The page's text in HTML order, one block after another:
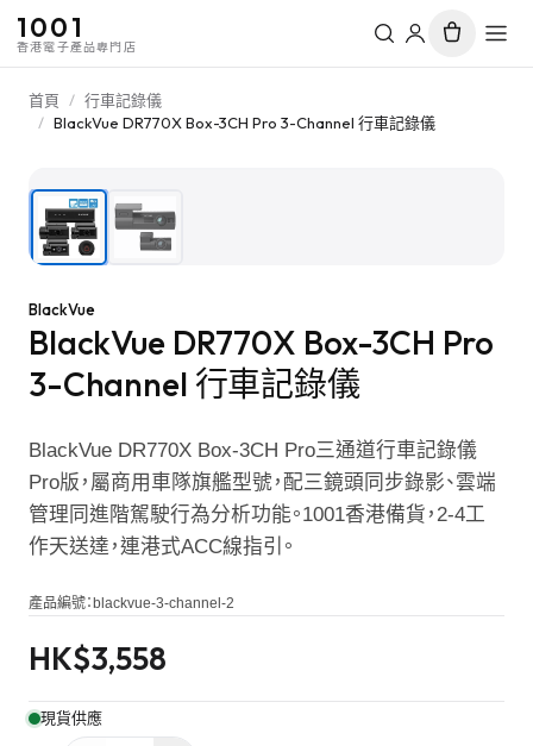
1001
香港電子產品專門店
首頁 / 行車記錄儀
/ BlackVue DR770X Box-3CH Pro 3-Channel 行車記錄儀
BlackVue
BlackVue DR770X Box-3CH Pro
3-Channel 行車記錄儀
BlackVue DR770X Box-3CH Pro三通道行車記錄儀
Pro版，屬商用車隊旗艦型號，配三鏡頭同步錄影、雲端
管理同進階駕駛行為分析功能。1001香港備貨，2-4工
作天送達，連港式ACC線指引。
產品編號： blackvue-3-channel-2
HK$3,558
現貨供應